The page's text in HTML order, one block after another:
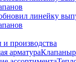
линейку
и производства
арматураКлапаны